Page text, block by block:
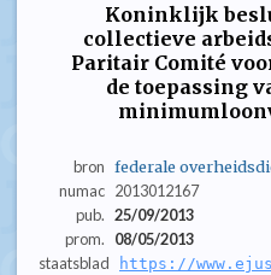
Koninklijk
collectieve
Paritair Comité
de toepassing
bron federale
numac 2013012167
pub. 25/09/2013
prom.
08/05/2013
staatsblad
https://